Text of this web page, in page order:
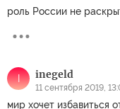
роль России не
I inegeld
11 сентября 2019,
мир хочет избавиться